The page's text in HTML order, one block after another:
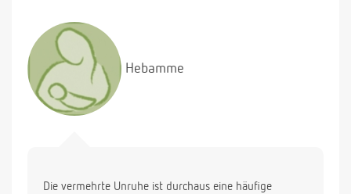
bekommen.
Danke im voraus und viele Grüße
Hebamme
Die vermehrte Unruhe ist durchaus eine häufige